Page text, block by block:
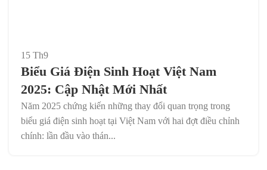
15 Th9
Biểu Giá Điện Sinh Hoạt Việt Nam
2025: Cập Nhật Mới Nhất
Năm 2025 chứng kiến những thay đổi quan trọng trong
biểu giá điện sinh hoạt tại Việt Nam với hai đợt điều chỉnh
chính: lần đầu vào thán...